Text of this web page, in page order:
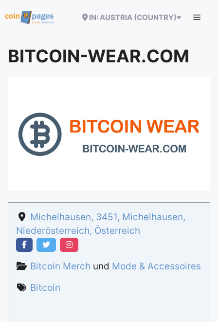
Inhalt
IN: AUSTRIA (COUNTRY)
BITCOIN-WEAR.COM
Michelhausen, 3451, Michelhausen,
Niederösterreich, Österreich
Bitcoin Merch und Mode & Accessoires
Bitcoin